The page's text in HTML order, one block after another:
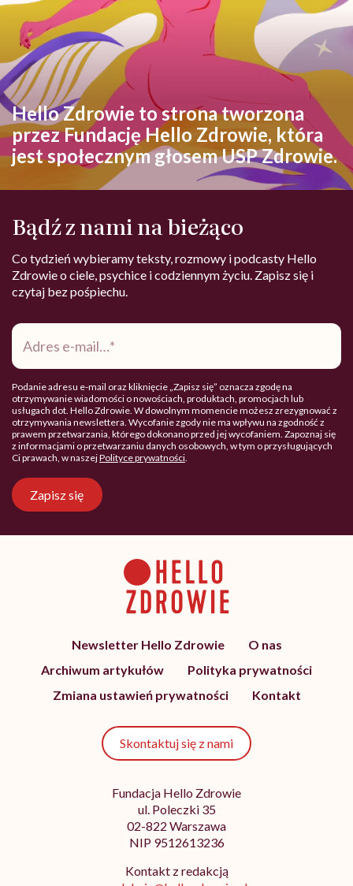
Hello Zdrowie to strona tworzona
przez Fundację Hello Zdrowie, która
jest społecznym głosem USP Zdrowie.
Bądź z nami na bieżąco
Co tydzień wybieramy teksty, rozmowy i podcasty Hello
Zdrowie o ciele, psychice i codziennym życiu. Zapisz się i
czytaj bez pośpiechu.
Adres
mail*
Podanie adresu e-mail oraz kliknięcie „Zapisz się” oznacza zgodę na
otrzymywanie wiadomości o nowościach, produktach, promocjach lub
usługach dot. Hello Zdrowie. W dowolnym momencie możesz zrezygnować z
otrzymywania newslettera. Wycofanie zgody nie ma wpływu na zgodność z
prawem przetwarzania, którego dokonano przed jej wycofaniem. Zapoznaj się
z informacjami o przetwarzaniu danych osobowych, w tym o przysługujących
Ci prawach, w naszejPolityce prywatności.
Zapisz się
Newsletter Hello Zdrowie
O nas
Archiwum artykułów
Polityka prywatności
Zmiana ustawień prywatności
Kontakt
Skontaktuj się z nami
Fundacja Hello Zdrowie
ul. Poleczki 35
02-822 Warszawa
NIP 9512613236
Kontakt z redakcją